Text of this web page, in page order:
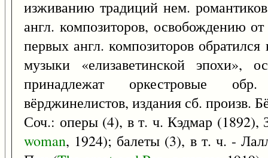
изживанию традиций нем.
англ. композиторов, освобождению
первых англ. композиторов
музыки «елизаветинской
принадлежат оркестровые
вёрджинелистов, издания сб. произв.
Соч.: оперы (4), в т. ч. Кэдмар (1892),
woman, 1924); балеты (3), в т. ч. -